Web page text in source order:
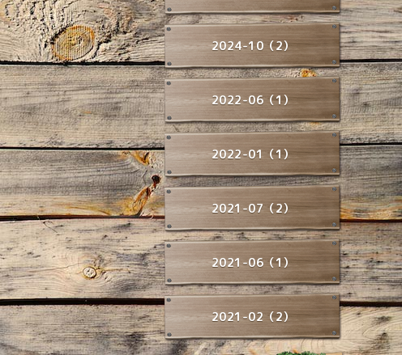
2024-10（2）
2022-06（1）
2022-01（1）
2021-07（2）
2021-06（1）
2021-02（2）